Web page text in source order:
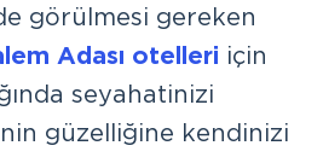
görülmesi gereken
Adası otelleri için
seyahatinizi
güzelliğine kendinizi